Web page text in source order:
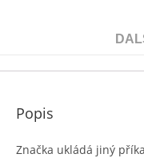
Popis
Značka ukládá jiný